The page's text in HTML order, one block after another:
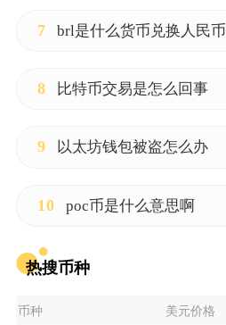
7 brl是什么货币兑换人民币
8 比特币交易是怎么回事
9 以太坊钱包被盗怎么办
10 poc币是什么意思啊
热搜币种
币种 美元价格